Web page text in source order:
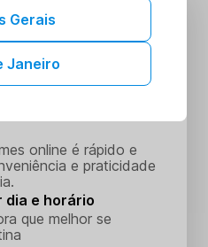
seus exames de
online é rápido e
e praticidade
dia e horário
que melhor se
Gerais
Janeiro